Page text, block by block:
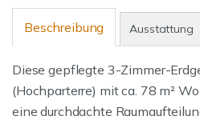
Beschreibung Ausstattung
Diese gepflegte 3-Zimmer-
(Hochparterre) mit ca. 78 m²
eine durchdachte